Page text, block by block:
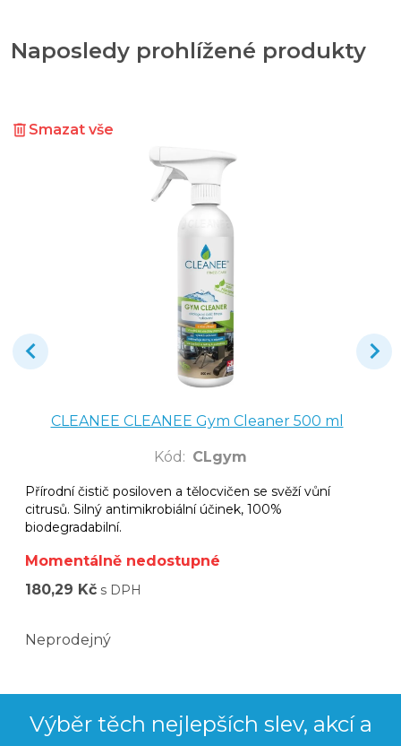
Naposledy prohlížené produkty
Smazat vše
CLEANEE CLEANEE Gym Cleaner 500 ml
Kód : CLgym
Přírodní čistič posiloven a tělocvičen se svěží vůní
citrusů. Silný antimikrobiální účinek, 100%
biodegradabilní.
Momentálně nedostupné
180,29 Kč s DPH
Neprodejný
Výběr těch nejlepších slev, akcí a